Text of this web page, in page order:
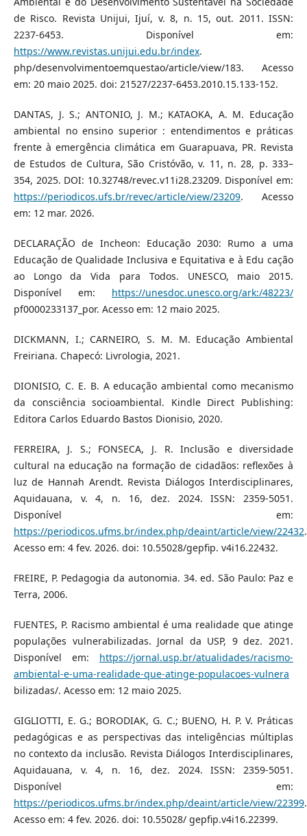
de Risco. Revista Unijui, Ijuí, v. 8, n. 15, out. 2011. ISSN:
2237-6453. Disponível em:
https://www.revistas.unijui.edu.br/index.
php/desenvolvimentoemquestao/article/view/183. Acesso
em: 20 maio 2025. doi: 21527/2237-6453.2010.15.133-152.
DANTAS, J. S.; ANTONIO, J. M.; KATAOKA, A. M. Educação
ambiental no ensino superior : entendimentos e práticas
frente à emergência climática em Guarapuava, PR. Revista
de Estudos de Cultura, São Cristóvão, v. 11, n. 28, p. 333–
354, 2025. DOI: 10.32748/revec.v11i28.23209. Disponível em:
https://periodicos.ufs.br/revec/article/view/23209. Acesso
em: 12 mar. 2026.
DECLARAÇÃO de Incheon: Educação 2030: Rumo a uma
Educação de Qualidade Inclusiva e Equitativa e à Edu cação
ao Longo da Vida para Todos. UNESCO, maio 2015.
Disponível em: https://unesdoc.unesco.org/ark:/48223/
pf0000233137_por. Acesso em: 12 maio 2025.
DICKMANN, I.; CARNEIRO, S. M. M. Educação Ambiental
Freiriana. Chapecó: Livrologia, 2021.
DIONISIO, C. E. B. A educação ambiental como mecanismo
da consciência socioambiental. Kindle Direct Publishing:
Editora Carlos Eduardo Bastos Dionisio, 2020.
FERREIRA, J. S.; FONSECA, J. R. Inclusão e diversidade
cultural na educação na formação de cidadãos: reflexões à
luz de Hannah Arendt. Revista Diálogos Interdisciplinares,
Aquidauana, v. 4, n. 16, dez. 2024. ISSN: 2359-5051.
Disponível em:
https://periodicos.ufms.br/index.php/deaint/article/view/22432.
Acesso em: 4 fev. 2026. doi: 10.55028/gepfip. v4i16.22432.
FREIRE, P. Pedagogia da autonomia. 34. ed. São Paulo: Paz e
Terra, 2006.
FUENTES, P. Racismo ambiental é uma realidade que atinge
populações vulnerabilizadas. Jornal da USP, 9 dez. 2021.
Disponível em: https://jornal.usp.br/atualidades/racismo-
ambiental-e-uma-realidade-que-atinge-populacoes-vulnera
bilizadas/. Acesso em: 12 maio 2025.
GIGLIOTTI, E. G.; BORODIAK, G. C.; BUENO, H. P. V. Práticas
pedagógicas e as perspectivas das inteligências múltiplas
no contexto da inclusão. Revista Diálogos Interdisciplinares,
Aquidauana, v. 4, n. 16, dez. 2024. ISSN: 2359-5051.
Disponível em:
https://periodicos.ufms.br/index.php/deaint/article/view/22399.
Acesso em: 4 fev. 2026. doi: 10.55028/ gepfip.v4i16.22399.